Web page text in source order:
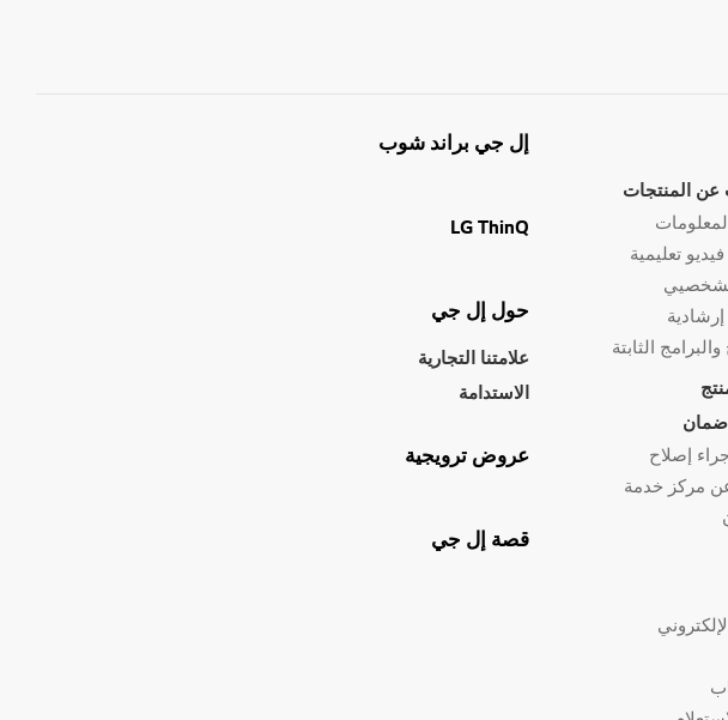
عن المنتجات
تعليمية
الثابتة
ضمان
إصلاح
مركز خدمة
إل جي براند شوب
LG ThinQ
حول إل جي
علامتنا التجارية
الاستدامة
عروض ترويجية
قصة إل جي